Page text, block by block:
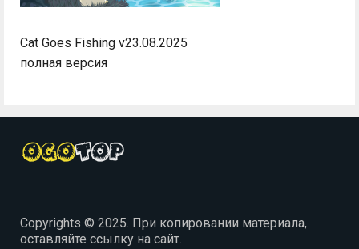
Cat Goes Fishing v23.08.2025
полная версия
Copyrights © 2025. При копировании материала,
оставляйте ссылку на сайт.